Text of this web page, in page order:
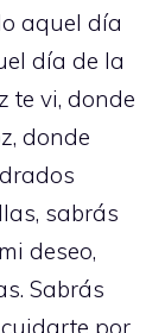
aquel día
día de la
te vi, donde
donde
sabrás
deseo,
Sabrás
por